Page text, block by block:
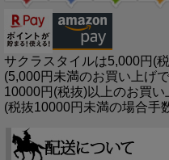
サクラスタイルは5,000円(
(5,000円未満のお買い上げ
10000円(税抜)以上のお買い
(税抜10000円未満の場合手